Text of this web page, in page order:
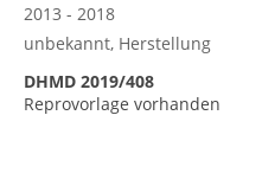
2013 - 2018
unbekannt, Herstellung
DHMD 2019/408
Reprovorlage vorhanden